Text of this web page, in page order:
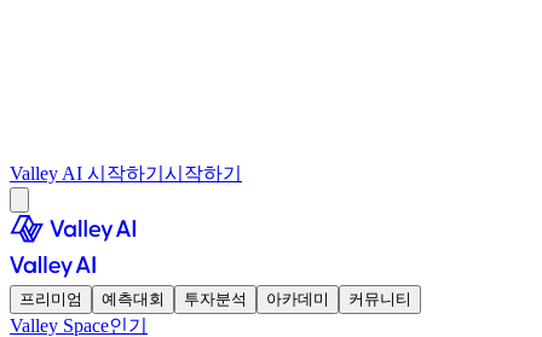
Valley AI 시작하기 시작하기
프리미엄 예측대회 투자분석 아카데미 커뮤니티
Valley Space인기